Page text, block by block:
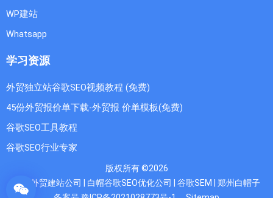
WP建站
Whatsapp
学习资源
外贸独立站谷歌SEO视频教程 (免费)
45份外贸报价单下载-外贸报 价单模板(免费)
谷歌SEO工具教程
谷歌SEO行业专家
版权所有 ©2026
郑州外贸建站公司 | 白帽谷歌SEO优化公司 | 谷歌SEM | 郑州白帽子